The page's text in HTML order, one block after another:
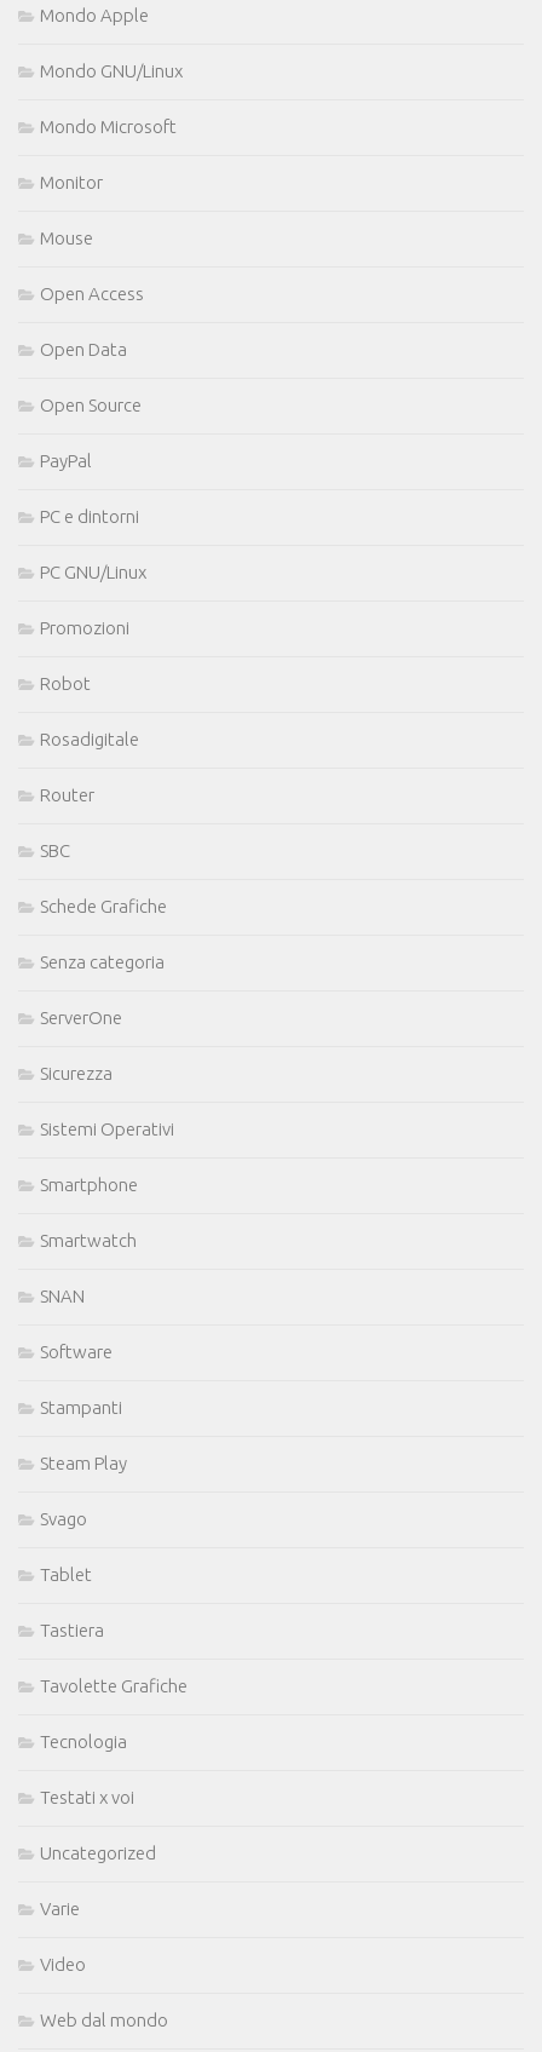
Mondo Apple
Mondo GNU/Linux
Mondo Microsoft
Monitor
Mouse
Open Access
Open Data
Open Source
PayPal
PC e dintorni
PC GNU/Linux
Promozioni
Robot
Rosadigitale
Router
SBC
Schede Grafiche
Senza categoria
ServerOne
Sicurezza
Sistemi Operativi
Smartphone
Smartwatch
SNAN
Software
Stampanti
Steam Play
Svago
Tablet
Tastiera
Tavolette Grafiche
Tecnologia
Testati x voi
Uncategorized
Varie
Video
Web dal mondo